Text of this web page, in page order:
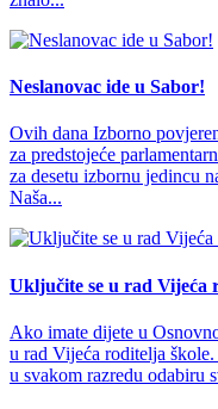
Neslanovac ide u Sabor!
Ovih dana Izborno
za predstojeće
za desetu izbornu jedincu
Naša...
Uključite se u rad Vijeća
Ako imate dijete u
u rad Vijeća roditelja
u svakom razredu odabiru